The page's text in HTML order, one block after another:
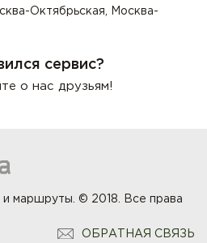
сервис?
о нас друзьям!
Октябрьская, Москва-
и маршруты. © 2018. Все права
ОБРАТНАЯ СВЯЗЬ